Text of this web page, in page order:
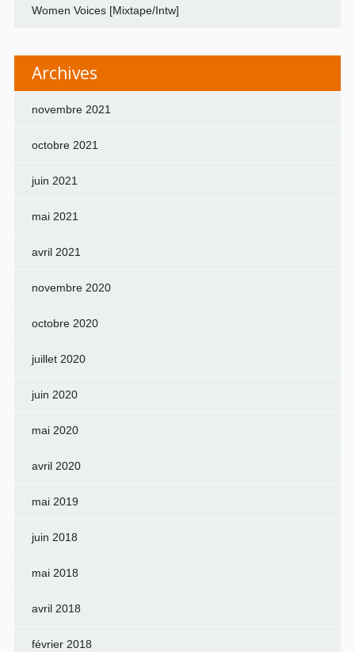
Women Voices [Mixtape/Intw]
Archives
novembre 2021
octobre 2021
juin 2021
mai 2021
avril 2021
novembre 2020
octobre 2020
juillet 2020
juin 2020
mai 2020
avril 2020
mai 2019
juin 2018
mai 2018
avril 2018
février 2018